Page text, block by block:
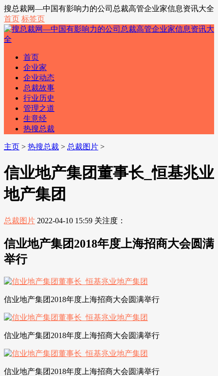
搜总裁网—中国有影响力的公司总裁高管企业家信息资讯大全
首页 标签页
首页
企业家
企业动态
总裁故事
行业历史
管理之道
生意经
热搜总裁
主页 > 热搜总裁 > 总裁图片 >
信业地产集团董事长_恒基兆业
地产集团
总裁图片 2022-04-10 15:59 关注度：
信业地产集团2018年度上海招商大会圆满
举行
信业地产集团2018年度上海招商大会圆满举行
信业地产集团2018年度上海招商大会圆满举行
信业地产集团2018年度上海招商大会圆满举行